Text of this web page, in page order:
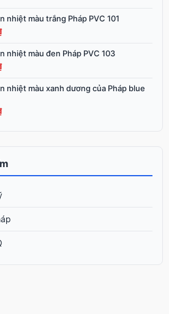
nhiệt màu trắng Pháp PVC 101
nhiệt màu đen Pháp PVC 103
nhiệt màu xanh dương của Pháp blue